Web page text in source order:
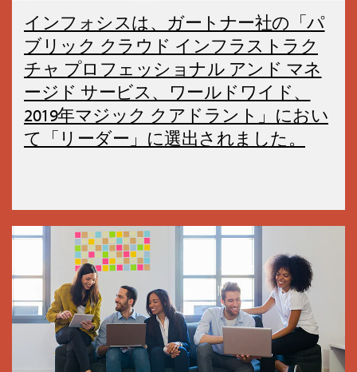
インフォシスは、ガートナー社の「パ
ブリック クラウド インフラストラク
チャ プロフェッショナル アンド マネ
ージド サービス、ワールドワイド、
2019年マジック クアドラント」におい
て「リーダー」に選出されました。